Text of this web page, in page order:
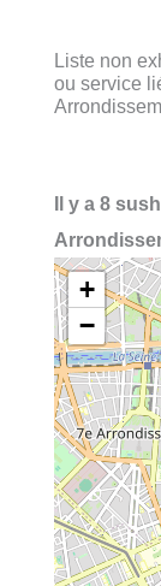
Liste non
ou service
Il y a 8
+
−